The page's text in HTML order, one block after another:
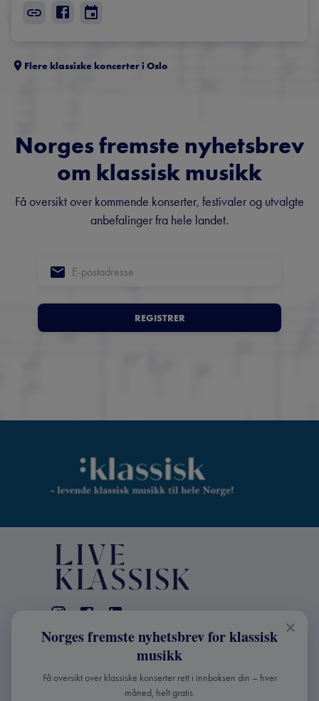
Flere klassiske koncerter i Oslo
Norges fremste nyhetsbrev
om klassisk musikk
Få oversikt over kommende konserter, festivaler og utvalgte
anbefalinger fra hele landet.
REGISTRER
KONTAKT
Live Klassisk: +47 98670803
info@liveklassisk.no
Norges fremste nyhetsbrev for klassisk
musikk
Få oversikt over klassiske konserter rett i innboksen din – hver
måned, helt gratis.